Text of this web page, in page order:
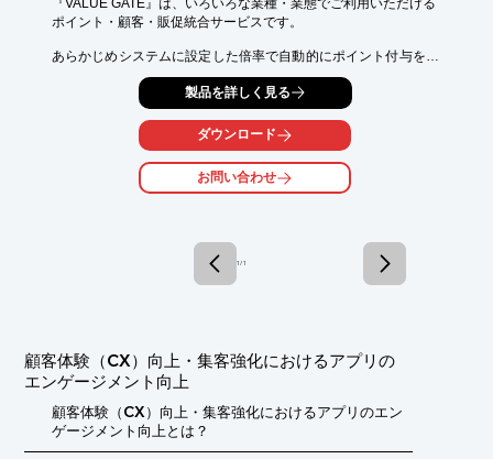
ポイント・顧客・販促統合サービスです。
あらかじめシステムに設定した倍率で自動的にポイント付与を計
スマホアプリなら直感で簡単操作。クレジット端末なら1台で決
ポイント付与が可能です。
また、POSや基幹システムなど様々なシステムと連携が可能で
■アプリなしでもスマホ会員証
■管理機能も充実
さい。
製品を詳しく見る
ダウンロード
お問い合わせ
1 / 1
顧客体験（CX）向上・集客強化におけるアプリの
エンゲージメント向上
顧客体験（CX）向上・集客強化におけるアプリのエン
ゲージメント向上とは？